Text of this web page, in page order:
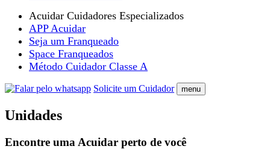
Acuidar Cuidadores Especializados
APP Acuidar
Seja um Franqueado
Space Franqueados
Método Cuidador Classe A
Solicite um Cuidador menu
Unidades
Encontre uma Acuidar perto de você